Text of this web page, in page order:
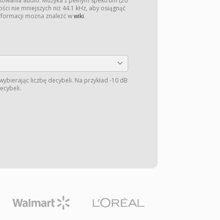
nie mniejszych niż 44.1 kHz, aby osiągnąć
można znaleźć wwiki.
liczbę decybeli. Na przykład -10 dB